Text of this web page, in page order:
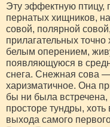
Эту эффектную птицу,
пернатых хищников,
совой, полярной
прилагательных точно
белым оперением,
появляющуюся в
снега. Снежная сова
харизматичное. Она
бы ни была
просторе тундры,
выхода самого